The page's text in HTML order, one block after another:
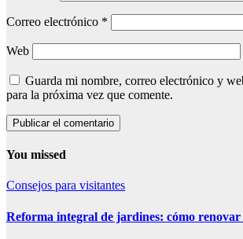
Correo electrónico *
Web
Guarda mi nombre, correo electrónico y
para la próxima vez que comente.
You missed
Consejos para visitantes
Reforma integral de jardines: cómo